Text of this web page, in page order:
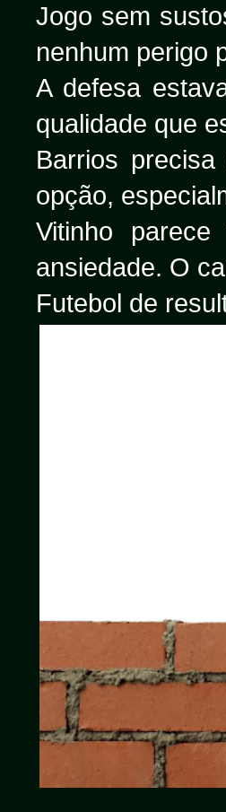
Jogo sem
nenhum perigo
A defesa
qualidade que
Barrios
opção,
Vitinho
ansiedade. O
Futebol de